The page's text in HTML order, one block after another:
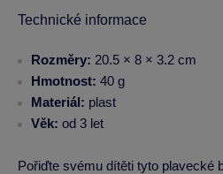
Technické informace
Rozměry: 20.5 × 8 × 3.2 cm
Hmotnost: 40 g
Materiál: plast
Věk: od 3 let
Pořiďte svému dítěti tyto plavecké